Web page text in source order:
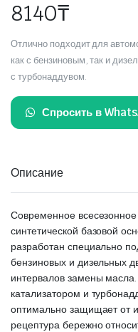
8140₸
Отлично подходит для
как с бензиновым, так и
с турбонаддувом.
Спросить в
Описание
Современное
синтетической базовой
разработан специально
бензиновых и дизельных
интервалов замены
катализатором и
оптимально защищает от
рецептура бережно